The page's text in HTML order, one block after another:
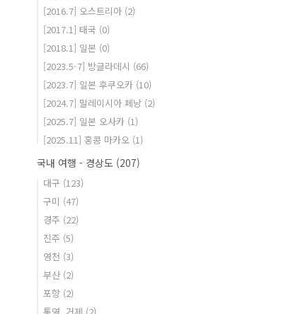
[2016.7] 오스트리아 (2)
[2017.1] 태국 (0)
[2018.1] 일본 (0)
[2023.5-7] 방글라데시 (66)
[2023.7] 일본 후쿠오카 (10)
[2024.7] 말레이시아 페낭 (2)
[2025.7] 일본 오사카 (1)
[2025.11] 홍콩 마카오 (1)
국내 여행 - 경상도 (207)
대구 (123)
구미 (47)
경주 (22)
진주 (5)
영천 (3)
부산 (2)
포항 (2)